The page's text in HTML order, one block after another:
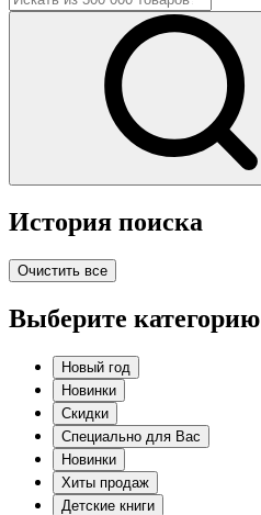
История поиска
Очистить все
Выберите категорию
Новый год
Новинки
Скидки
Специально для Вас
Новинки
Хиты продаж
Детские книги